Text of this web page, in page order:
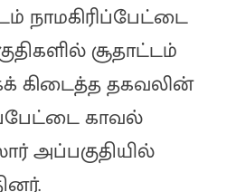
நாமகிரிப்பேட்டை
சூதாட்டம்
கிடைத்த தகவலின்
காவல்
அப்பகுதியில்